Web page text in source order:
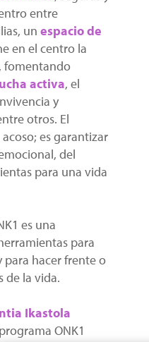
entre
un espacio de
en el centro la
fomentando
activa, el
y
otros. El
es garantizar
del
para una vida
es una
para
para hacer frente o
de la vida.
Ikastola
ONK1